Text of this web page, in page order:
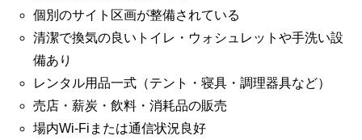
個別のサイト区画が整備されている
清潔で換気の良いトイレ・ウォシュレットや手洗い設
備あり
レンタル用品一式（テント・寝具・調理器具など）
売店・薪炭・飲料・消耗品の販売
場内Wi-Fiまたは通信状況良好